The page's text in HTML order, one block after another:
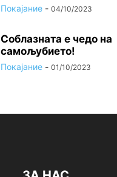
Покајание - 04/10/2023
Соблазната е чедо на
самољубието!
Покајание - 01/10/2023